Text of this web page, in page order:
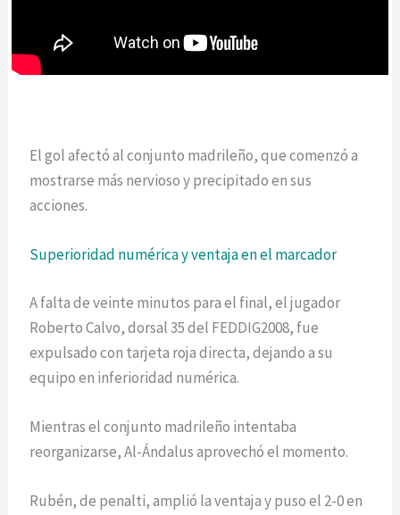
El gol afectó al conjunto madrileño, que comenzó a
mostrarse más nervioso y precipitado en sus
acciones.
Superioridad numérica y ventaja en el marcador
A falta de veinte minutos para el final, el jugador
Roberto Calvo, dorsal 35 del FEDDIG2008, fue
expulsado con tarjeta roja directa, dejando a su
equipo en inferioridad numérica.
Mientras el conjunto madrileño intentaba
reorganizarse, Al-Ándalus aprovechó el momento.
Rubén, de penalti, amplió la ventaja y puso el 2-0 en